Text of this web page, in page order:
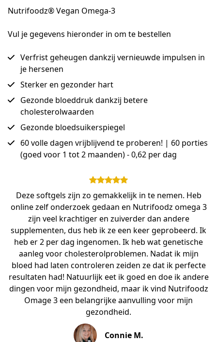
Nutrifoodz® Vegan Omega-3
Vul je gegevens hieronder in om te bestellen
Verfrist geheugen dankzij vernieuwde impulsen in
je hersenen
Sterker en gezonder hart
Gezonde bloeddruk dankzij betere
cholesterolwaarden
Gezonde bloedsuikerspiegel
60 volle dagen vrijblijvend te proberen! | 60 porties
(goed voor 1 tot 2 maanden) - 0,62 per dag
Deze softgels zijn zo gemakkelijk in te nemen. Heb
online zelf onderzoek gedaan en Nutrifoodz omega 3
zijn veel krachtiger en zuiverder dan andere
supplementen, dus heb ik ze een keer geprobeerd. Ik
heb er 2 per dag ingenomen. Ik heb wat genetische
aanleg voor cholesterolproblemen. Nadat ik mijn
bloed had laten controleren zeiden ze dat ik perfecte
resultaten had! Natuurlijk eet ik goed en doe ik andere
dingen voor mijn gezondheid, maar ik vind Nutrifoodz
Omage 3 een belangrijke aanvulling voor mijn
gezondheid.
Connie M.